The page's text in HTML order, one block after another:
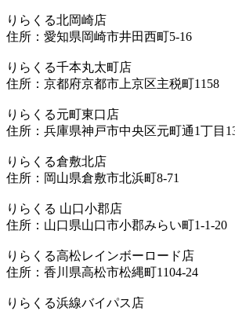
りらくる北岡崎店
住所：愛知県岡崎市井田西町5-16
りらくる千本丸太町店
住所：京都府京都市上京区主税町1158
りらくる元町東口店
住所：兵庫県神戸市中央区元町通1丁目
りらくる倉敷北店
住所：岡山県倉敷市北浜町8-71
りらくる 山口小郡店
住所：山口県山口市小郡みらい町1-1-20
りらくる高松レインボーロード店
住所：香川県高松市松縄町1104-24
りらくる浜線バイパス店